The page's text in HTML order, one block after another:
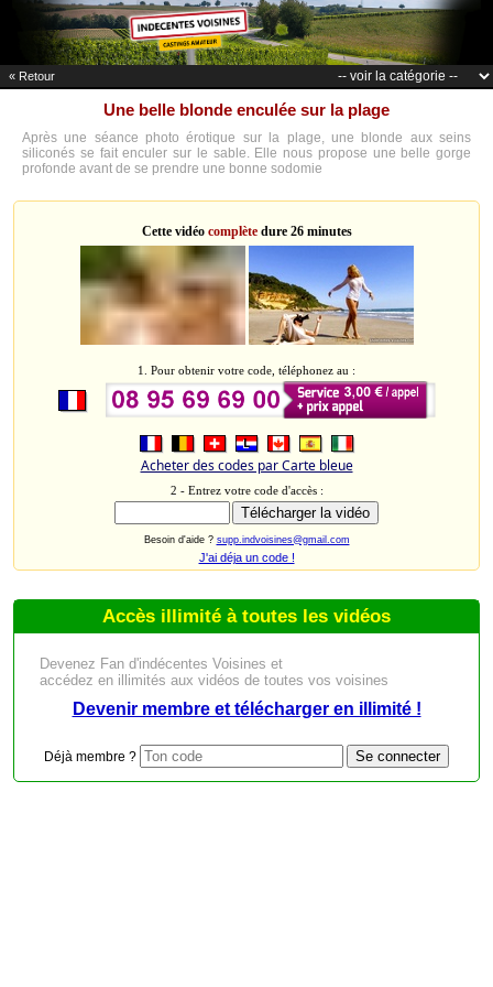
« Retour
Une belle blonde enculée sur la plage
Après une séance photo érotique sur la plage, une blonde aux seins
siliconés se fait enculer sur le sable. Elle nous propose une belle gorge
profonde avant de se prendre une bonne sodomie
Cette vidéo complètedure 26 minutes
1. Pour obtenir votre code, téléphonez au :
Acheter des codes par Carte bleue
2 - Entrez votre code d'accès :
Besoin d'aide ? supp.indvoisines@gmail.com
J'ai déja un code !
Accès illimité à toutes les vidéos
Devenez Fan d'indécentes Voisines et
accédez en illimités aux vidéos de toutes vos voisines
Devenir membre et télécharger en illimité !
Déjà membre ?